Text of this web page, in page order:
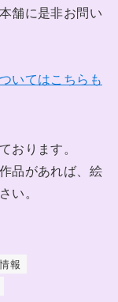
舗に是非お問い
いてはこちらも
おります。
品があれば、絵
い。
報